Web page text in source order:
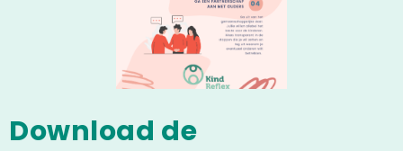
Download de